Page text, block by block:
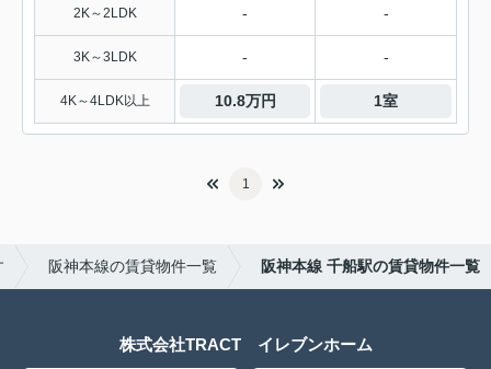
2K～2LDK - -
3K～3LDK - -
4K～4LDK以上 10.8万円 1室
1
阪神本線の賃貸物件一覧 阪神本線 千船駅の賃貸物件一覧
株式会社TRACT イレブンホーム